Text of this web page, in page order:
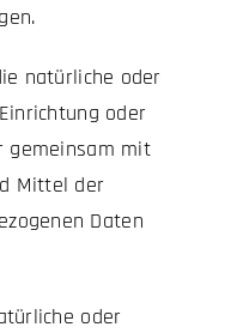
natürliche oder
oder
gemeinsam mit
Mittel der
Daten
oder